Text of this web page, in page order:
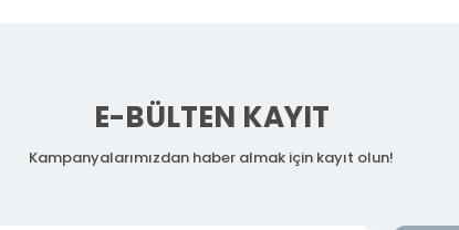
E-BÜLTEN KAYIT
Kampanyalarımızdan haber almak için kayıt olun!